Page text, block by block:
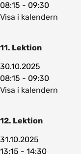
08:15 - 09:30
Visa i kalendern
11. Lektion
30.10.2025
08:15 - 09:30
Visa i kalendern
12. Lektion
31.10.2025
13:15 - 14:30